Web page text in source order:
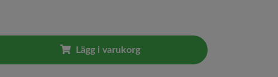
Lägg i varukorg